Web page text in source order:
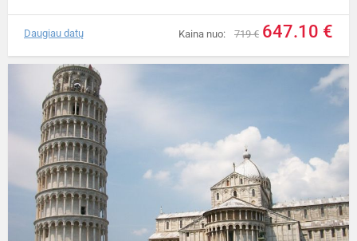
Kaina nuo: 719 € 647.10 €
Daugiau datų